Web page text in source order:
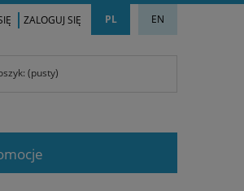
PL EN
ZALOGUJ SIĘ
(pusty)